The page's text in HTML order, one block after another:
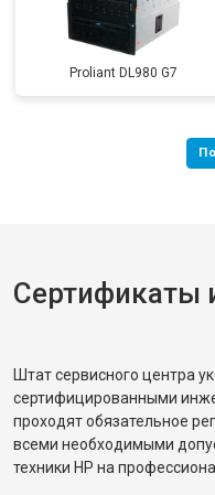
Proliant DL980 G7
Сертификаты
Штат сервисного центра
сертифицированными
проходят обязательное
всеми необходимыми
техники HP на